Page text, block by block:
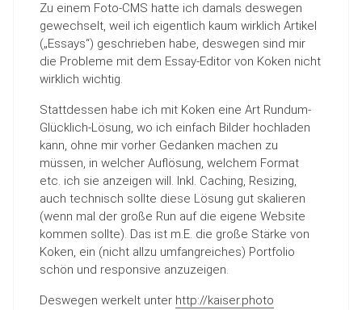
Zu einem Foto-CMS hatte ich damals deswegen
gewechselt, weil ich eigentlich kaum wirklich Artikel
(„Essays“) geschrieben habe, deswegen sind mir
die Probleme mit dem Essay-Editor von Koken nicht
wirklich wichtig.
Stattdessen habe ich mit Koken eine Art Rundum-
Glücklich-Lösung, wo ich einfach Bilder hochladen
kann, ohne mir vorher Gedanken machen zu
müssen, in welcher Auflösung, welchem Format
etc. ich sie anzeigen will. Inkl. Caching, Resizing,
auch technisch sollte diese Lösung gut skalieren
(wenn mal der große Run auf die eigene Website
kommen sollte). Das ist m.E. die große Stärke von
Koken, ein (nicht allzu umfangreiches) Portfolio
schön und responsive anzuzeigen.
Deswegen werkelt unter http://kaiser.photo